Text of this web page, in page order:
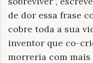
de dor essa frase
cobre toda a sua
inventor que co-
morreria com mais